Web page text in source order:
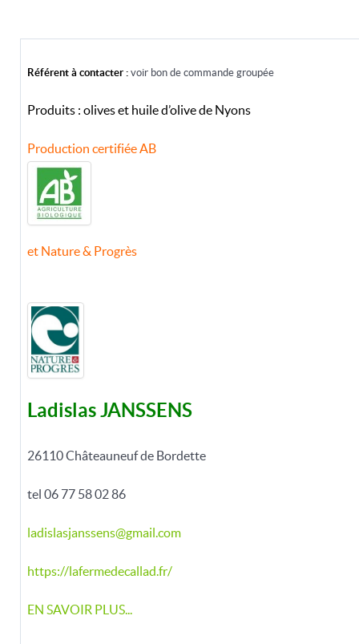
Référent à contacter : voir bon de commande groupée
Produits : olives et huile d’olive de Nyons
Production certifiée AB
et Nature & Progrès
Ladislas JANSSENS
26110 Châteauneuf de Bordette
tel 06 77 58 02 86
ladislasjanssens@gmail.com
https://lafermedecallad.fr/
EN SAVOIR PLUS...